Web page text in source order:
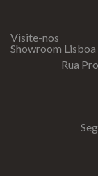
Visite-nos
Showroom Lisboa
Rua